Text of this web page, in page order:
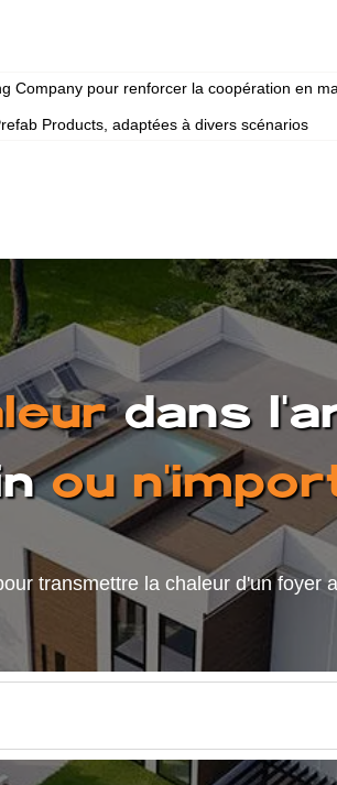
Company pour renforcer la coopération en
Products, adaptées à divers scénarios
dans
ou
transmettre la chaleur d'un foyer